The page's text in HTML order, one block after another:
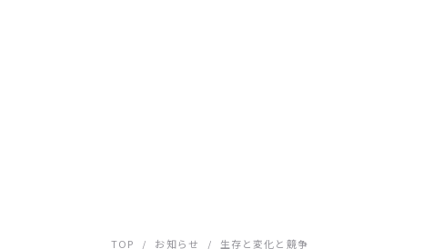
TOP / お知らせ / 生存と変化と競争